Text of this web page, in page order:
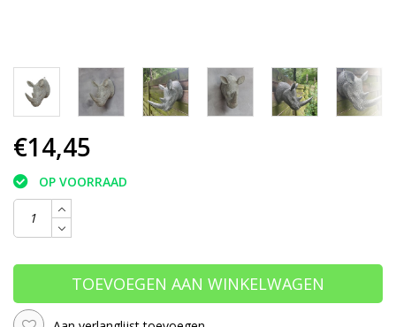
€14,45
OP VOORRAAD
TOEVOEGEN AAN WINKELWAGEN